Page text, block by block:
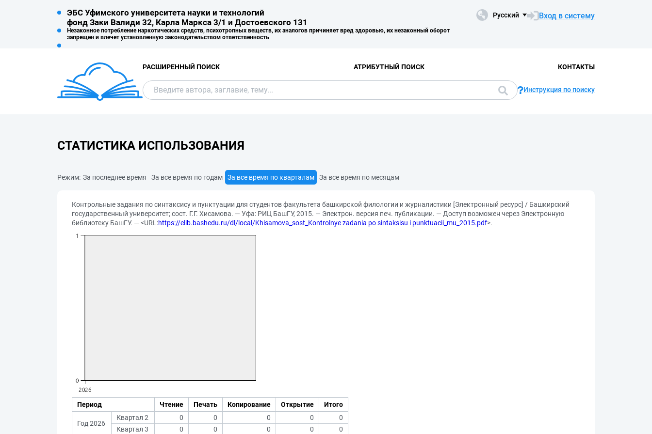
ЭБС Уфимского университета науки и технологий
фонд Заки Валиди 32, Карла Маркса 3/1 и Достоевского 131
Незаконное потребление наркотических средств, психотропных веществ, их аналогов причиняет вред здоровью, их незаконный оборот
запрещен и влечет установленную законодательством ответственность
Русский Вход в систему
РАСШИРЕННЫЙ ПОИСК АТРИБУТНЫЙ ПОИСК КОНТАКТЫ
Инструкция по поиску
СТАТИСТИКА ИСПОЛЬЗОВАНИЯ
Режим: За последнее время За все время по годам За все время по кварталам За все время по месяцам
Контрольные задания по синтаксису и пунктуации для студентов факультета башкирской филологии и журналистики [Электронный ресурс] / Башкирский
государственный университет; сост. Г.Г. Хисамова. — Уфа: РИЦ БашГУ, 2015. — Электрон. версия печ. публикации. — Доступ возможен через Электронную
библиотеку БашГУ. — <URL:https://elib.bashedu.ru/dl/local/Khisamova_sost_Kontrolnye zadania po sintaksisu i punktuacii_mu_2015.pdf>.
Период Чтение Печать Копирование Открытие Итого
Год 2026
Квартал 2 0 0 0 0
0
Квартал 3
0 0 0 0 0